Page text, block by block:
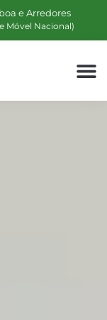
e Arredores
Móvel Nacional)